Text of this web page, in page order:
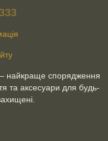
найкраще спорядження
та аксесуари для будь-